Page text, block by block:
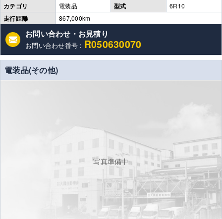
カテゴリ 電装品 型式 6R10
走行距離 867,000km
お問い合わせ・お見積り
お問い合わせ番号 : R050630070
電装品(その他)
写真準備中